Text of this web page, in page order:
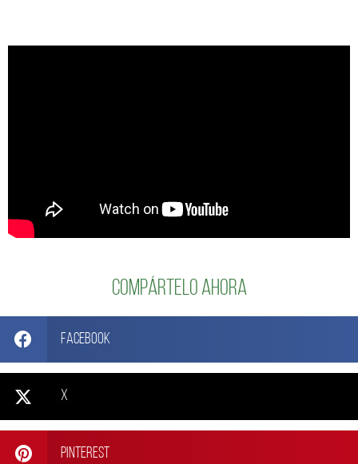
Compártelo ahora
Facebook
X
Pinterest